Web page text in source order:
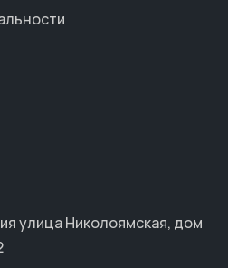
улица Николоямская, дом